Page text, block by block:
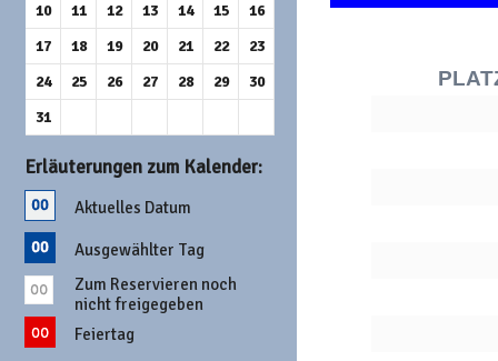
10
11 12 13 14 15
16
17
18 19 20 21 22
23
24
25 26 27 28 29
30
31
Erläuterungen zum Kalender:
Aktuelles Datum
Ausgewählter Tag
Zum Reservieren noch
nicht freigegeben
Feiertag